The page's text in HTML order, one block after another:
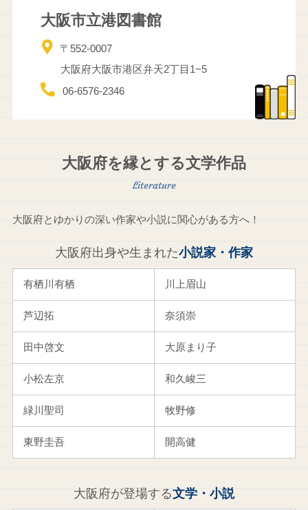
大阪市立港図書館
〒552-0007
大阪府大阪市港区弁天2丁目1−5
06-6576-2346
大阪府を縁とする文学作品
大阪府とゆかりの深い作家や小説に関心がある方へ！
大阪府出身や生まれた小説家・作家
有栖川有栖 川上眉山
芦辺拓 奈須崇
田中啓文 大原まり子
小松左京 和久峻三
緑川聖司 牧野修
東野圭吾 開高健
大阪府が登場する文学・小説